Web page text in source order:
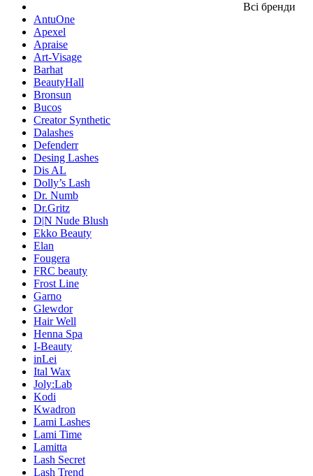
Всі бренди
AntuOne
Apexel
Apraise
Art-Visage
Barhat
BeautyHall
Bronsun
Bucos
Creator Synthetic
Dalashes
Defenderr
Desing Lashes
Dis AL
Dolly’s Lash
Dr. Numb
Dr.Gritz
D|N Nude Blush
Ekko Beauty
Elan
Fougera
FRC beauty
Frost Line
Garno
Glewdor
Hair Well
Henna Spa
I-Beauty
inLei
Ital Wax
Joly:Lab
Kodi
Kwadron
Lami Lashes
Lami Time
Lamitta
Lash Secret
Lash Trend